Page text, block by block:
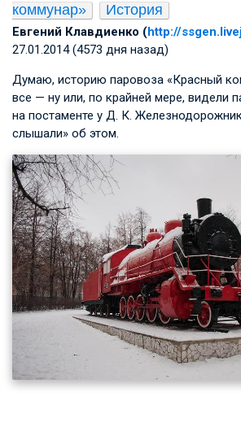
коммунар»
История
Евгений Клавдиенко (http://
27.01.2014 (4573 дня назад)
Думаю, историю паровоза «Красный
все — ну или, по крайней мере, видели
на постаменте у Д. К.
слышали» об этом.